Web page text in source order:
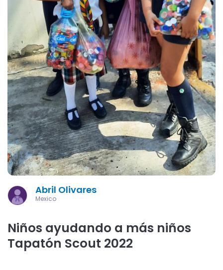
Abril Olivares
Mexico
Niños ayudando a más niños
Tapatón Scout 2022